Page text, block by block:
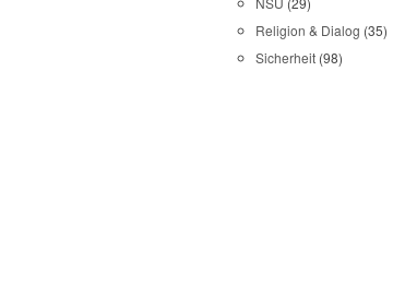
Religion & Dialog (35)
Sicherheit (98)